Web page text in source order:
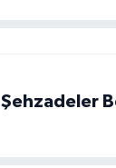
Şehzadeler